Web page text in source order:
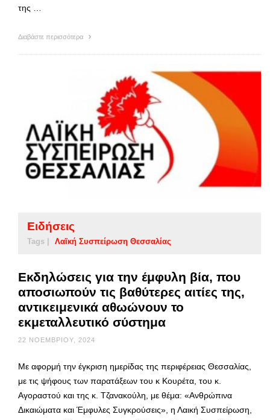
της …
Διαβάστε περισσότερα
Ειδήσεις
Tags | Λαϊκή Συσπείρωση Θεσσαλίας
Εκδηλώσεις για την έμφυλη βία, που
αποσιωπούν τις βαθύτερες αιτίες της,
αντικειμενικά αθωώνουν το
εκμεταλλευτικό σύστημα
22 ΝΟΕΜΒΡΊΟΥ, 2024
Με αφορμή την έγκριση ημερίδας της περιφέρειας Θεσσαλίας,
με τις ψήφους των παρατάξεων του κ Κουρέτα, του κ.
Αγοραστού και της κ. Τζανακούλη, με θέμα: «Ανθρώπινα
Δικαιώματα και Έμφυλες Συγκρούσεις», η Λαική Συσπείρωση,